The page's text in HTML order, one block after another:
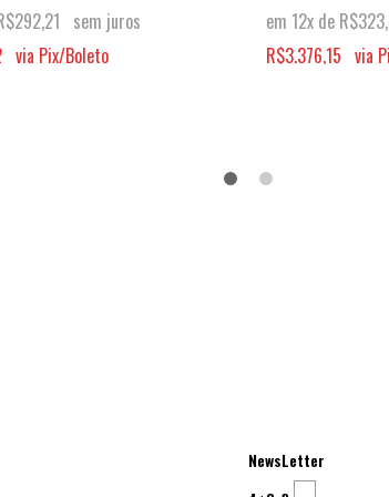
292,21 sem juros
via Pix/Boleto
em 12x de R$
R$3.376,15 via
NewsLetter